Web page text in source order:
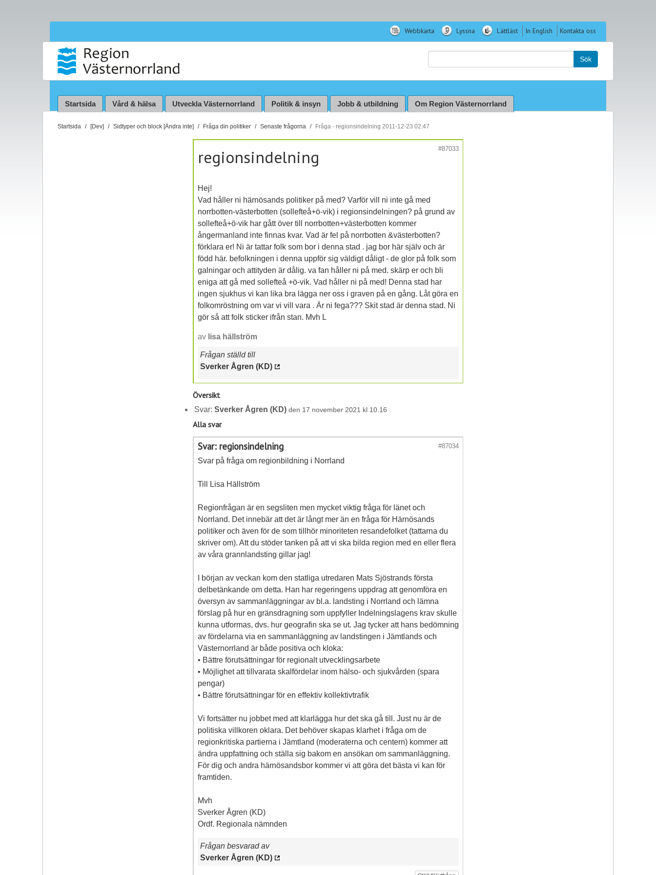
Webbkarta Lyssna Lättläst In English Kontakta oss
Sök
Startsida Vård & hälsa Utveckla Västernorrland Politik & insyn Jobb & utbildning Om Region Västernorrland
D
Startsida [Dev] Sidtyper och block [Ändra inte] Fråga din politiker Senaste frågorna Fråga - regionsindelning 2011-12-23 02:47
#87033
regionsindelning
Hej!
Vad håller ni härnösands politiker på med? Varför vill ni inte gå med
norrbotten-västerbotten (sollefteå+ö-vik) i regionsindelningen? på grund av
sollefteå+ö-vik har gått över till norrbotten+västerbotten kommer
ångermanland inte finnas kvar. Vad är fel på norrbotten &västerbotten?
förklara er! Ni är tattar folk som bor i denna stad . jag bor här själv och är
född här. befolkningen i denna uppför sig väldigt dåligt - de glor på folk som
galningar och attityden är dålig. va fan håller ni på med. skärp er och bli
eniga att gå med sollefteå +ö-vik. Vad håller ni på med! Denna stad har
ingen sjukhus vi kan lika bra lägga ner oss i graven på en gång. Låt göra en
folkomröstning om var vi vill vara . Är ni fega??? Skit stad är denna stad. Ni
gör så att folk sticker ifrån stan. Mvh L
av lisa hällström
Frågan ställd till
Sverker Ågren (KD)
Översikt
Svar:Sverker Ågren (KD) den 17 november 2021 kl 10.16
Alla svar
#87034
Svar: regionsindelning
Svar på fråga om regionbildning i Norrland
Till Lisa Hällström
Regionfrågan är en segsliten men mycket viktig fråga för länet och
Norrland. Det innebär att det är långt mer än en fråga för Härnösands
politiker och även för de som tillhör minoriteten resandefolket (tattarna du
skriver om). Att du stöder tanken på att vi ska bilda region med en eller flera
av våra grannlandsting gillar jag!
I början av veckan kom den statliga utredaren Mats Sjöstrands första
delbetänkande om detta. Han har regeringens uppdrag att genomföra en
översyn av sammanläggningar av bl.a. landsting i Norrland och lämna
förslag på hur en gränsdragning som uppfyller Indelningslagens krav skulle
kunna utformas, dvs. hur geografin ska se ut. Jag tycker att hans bedömning
av fördelarna via en sammanläggning av landstingen i Jämtlands och
Västernorrland är både positiva och kloka:
• Bättre förutsättningar för regionalt utvecklingsarbete
• Möjlighet att tillvarata skalfördelar inom hälso- och sjukvården (spara
pengar)
• Bättre förutsättningar för en effektiv kollektivtrafik
Vi fortsätter nu jobbet med att klarlägga hur det ska gå till. Just nu är de
politiska villkoren oklara. Det behöver skapas klarhet i fråga om de
regionkritiska partierna i Jämtland (moderaterna och centern) kommer att
ändra uppfattning och ställa sig bakom en ansökan om sammanläggning.
För dig och andra härnösandsbor kommer vi att göra det bästa vi kan för
framtiden.
Mvh
Sverker Ågren (KD)
Ordf. Regionala nämnden
Frågan besvarad av
Sverker Ågren (KD)